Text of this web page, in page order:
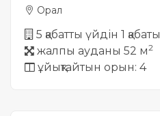
Орал
5 қабатты үйдін 1 қабаты
жалпы ауданы 52 м2
ұйықтайтын орын: 4